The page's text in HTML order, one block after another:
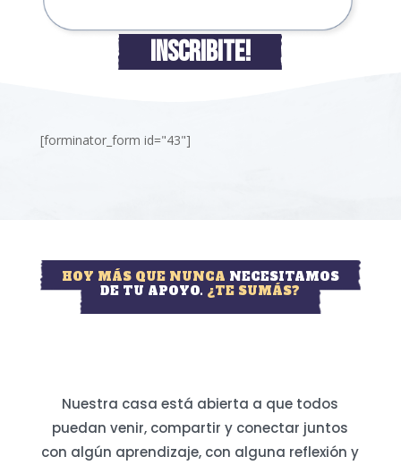
INSCRIBITE!
[forminator_form id="43"]
HOY MÁS QUE NUNCA NECESITAMOS
DE TU APOYO. ¿TE SUMÁS?
Nuestra casa está abierta a que todos
puedan venir, compartir y conectar juntos
con algún aprendizaje, con alguna reflexión y